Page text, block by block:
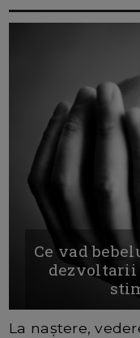
Ce vad
dezvoltarii
La naștere,